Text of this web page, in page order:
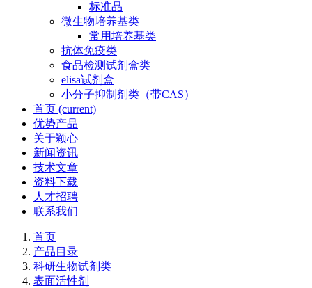
标准品
微生物培养基类
常用培养基类
抗体免疫类
食品检测试剂盒类
elisa试剂盒
小分子抑制剂类（带CAS）
首页 (current)
优势产品
关于颖心
新闻资讯
技术文章
资料下载
人才招聘
联系我们
首页
产品目录
科研生物试剂类
表面活性剂